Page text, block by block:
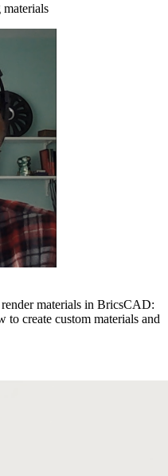
materials in BricsCAD:
to create custom materials and